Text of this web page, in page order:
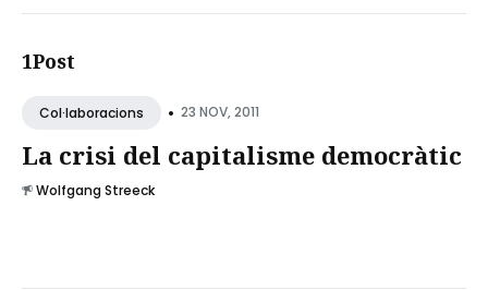
1Post
Col·laboracions • 23 NOV, 2011
La crisi del capitalisme democràtic
Wolfgang Streeck